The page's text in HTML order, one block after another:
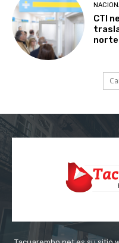
CTI
norte